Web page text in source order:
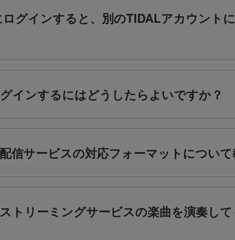
グインすると、別のTIDALアカウント
インするにはどうしたらよいですか？
信サービスの対応フォーマットについ
トリーミングサービスの楽曲を演奏し